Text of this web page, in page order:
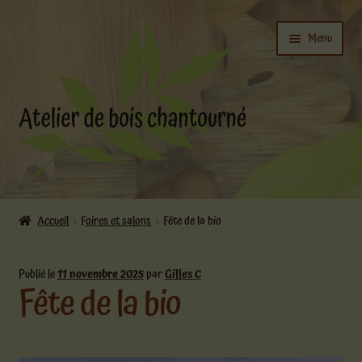
navigation
Menu
Ouvrir
Actualités
Accueil Foires et salons Fête de la bio
Publié le11 novembre 2025parGilles C
Fête de la bio